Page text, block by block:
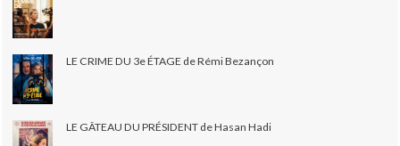
LE CRIME DU 3e ÉTAGE de Rémi Bezançon
LE GÂTEAU DU PRÉSIDENT de Hasan Hadi